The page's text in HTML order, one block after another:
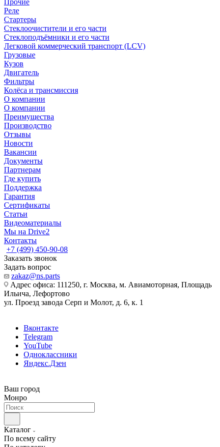
Прочие
Реле
Стартеры
Стеклоочистители и его части
Стеклоподъёмники и его части
Легковой коммерческий транспорт (LCV)
Грузовые
Кузов
Двигатель
Фильтры
Колёса и трансмиссия
О компании
О компании
Преимущества
Производство
Отзывы
Новости
Вакансии
Документы
Партнерам
Где купить
Поддержка
Гарантия
Сертификаты
Статьи
Видеоматериалы
Мы на Drive2
Контакты
+7 (499) 450-90-08
Заказать звонок
Задать вопрос
zakaz@ns.parts
Адрес офиса: 111250, г. Москва, м. Авиамоторная, Площадь
Ильича, Лефортово
ул. Проезд завода Серп и Молот, д. 6, к. 1
Вконтакте
Telegram
YouTube
Одноклассники
Яндекс.Дзен
Ваш город
Монро
Каталог
По всему сайту